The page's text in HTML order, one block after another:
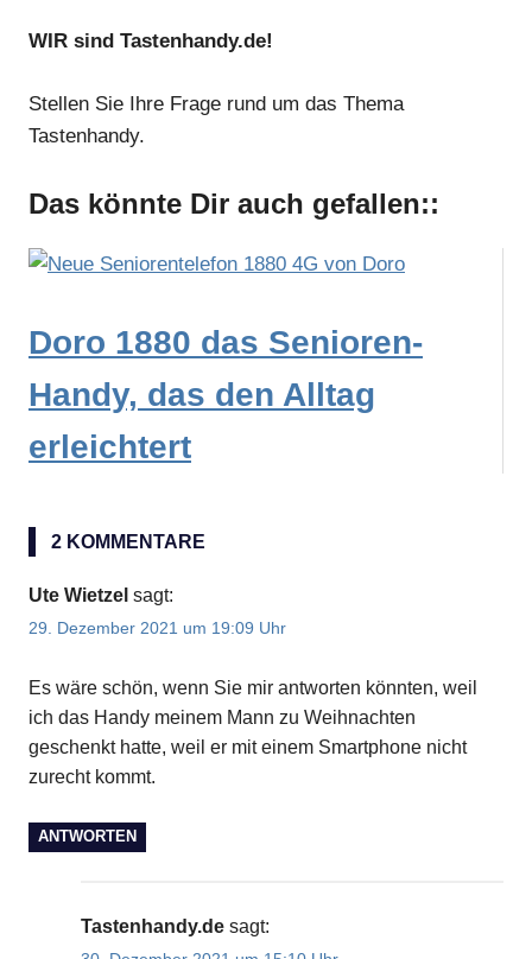
WIR sind Tastenhandy.de!
Stellen Sie Ihre Frage rund um das Thema
Tastenhandy.
Das könnte Dir auch gefallen::
Doro 1880 das Senioren-
Handy, das den Alltag
erleichtert
2 KOMMENTARE
Ute Wietzel sagt:
29. Dezember 2021 um 19:09 Uhr
Es wäre schön, wenn Sie mir antworten könnten, weil
ich das Handy meinem Mann zu Weihnachten
geschenkt hatte, weil er mit einem Smartphone nicht
zurecht kommt.
ANTWORTEN
Tastenhandy.de sagt: